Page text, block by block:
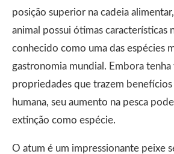
posição superior na cadeia
animal possui ótimas características
conhecido como uma das espécies
gastronomia mundial. Embora tenha
propriedades que trazem benefícios
humana, seu aumento na pesca
extinção como espécie.
O atum é um impressionante peixe